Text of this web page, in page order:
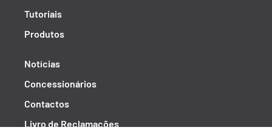
Tutoriais
Produtos
Notícias
Concessionários
Contactos
Livro de Reclamações